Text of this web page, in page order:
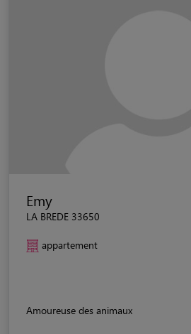
Emy
LA BREDE 33650
appartement
Amoureuse des animaux